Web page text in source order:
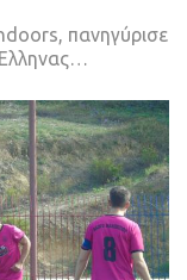
πανηγύρισε